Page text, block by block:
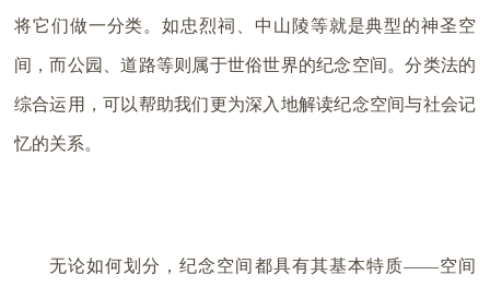
将它们做一分类。如忠烈祠、中山陵等就是典型的神圣空
间，而公园、道路等则属于世俗世界的纪念空间。分类法的
综合运用，可以帮助我们更为深入地解读纪念空间与社会记
忆的关系。
无论如何划分，纪念空间都具有其基本特质——空间